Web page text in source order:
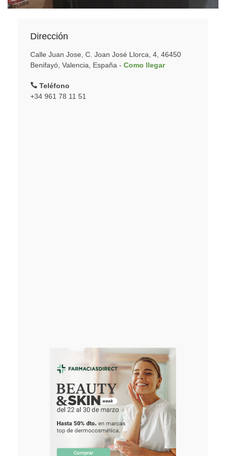
Dirección
Calle Juan Jose, C. Joan José Llorca, 4, 46450
Benifayó, Valencia, España - Como llegar
Teléfono
+34 961 78 11 51